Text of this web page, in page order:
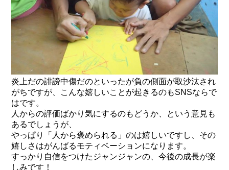
炎上だの誹謗中傷だのといったが負の側面が取沙汰され
がちですが、こんな嬉しいことが起きるのもSNSならで
はです。
人からの評価ばかり気にするのもどうか、という意見も
あるでしょうが、
やっぱり「人から褒められる」のは嬉しいですし、その
嬉しさはがんばるモティベーションになります。
すっかり自信をつけたジャンジャンの、今後の成長が楽
しみです！